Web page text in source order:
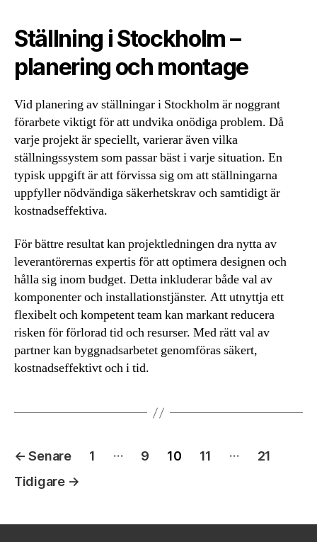
Ställning i Stockholm –
planering och montage
Vid planering av ställningar i Stockholm är noggrant
förarbete viktigt för att undvika onödiga problem. Då
varje projekt är speciellt, varierar även vilka
ställningssystem som passar bäst i varje situation. En
typisk uppgift är att förvissa sig om att ställningarna
uppfyller nödvändiga säkerhetskrav och samtidigt är
kostnadseffektiva.
För bättre resultat kan projektledningen dra nytta av
leverantörernas expertis för att optimera designen och
hålla sig inom budget. Detta inkluderar både val av
komponenter och installationstjänster. Att utnyttja ett
flexibelt och kompetent team kan markant reducera
risken för förlorad tid och resurser. Med rätt val av
partner kan byggnadsarbetet genomföras säkert,
kostnadseffektivt och i tid.
Inläggsnavigering
← Senare 1 … 9 10 11 …
21
Tidigare →